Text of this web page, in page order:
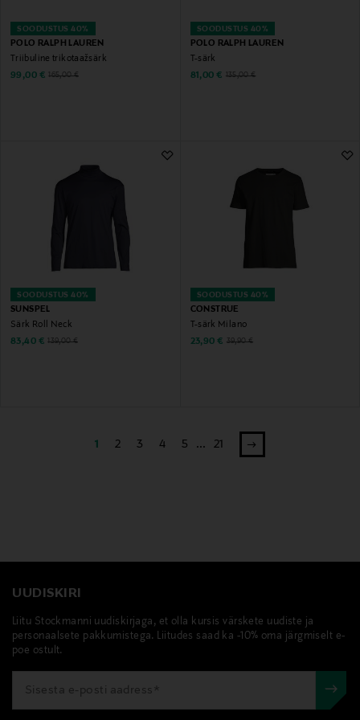
SOODUSTUS 40%
POLO RALPH LAUREN
Triibuline trikotaažsärk
Discounted Price
99,00 € Original Price
165,00 €
SOODUSTUS 40%
POLO RALPH LAUREN
T-särk
Discounted Price
81,00 € Original Price
135,00 €
SOODUSTUS 40%
SUNSPEL
Särk Roll Neck
Discounted Price
83,40 € Original Price
139,00 €
SOODUSTUS 40%
CONSTRUE
T-särk Milano
Discounted Price
23,90 € Original Price
39,90 €
1 2 3 4 5 ... 21
UUDISKIRI
Liitu Stockmanni uudiskirjaga, et olla kursis värskete uudiste ja
personaalsete pakkumistega. Liitudes saad ka -10% oma järgmiselt e-
poe ostult.